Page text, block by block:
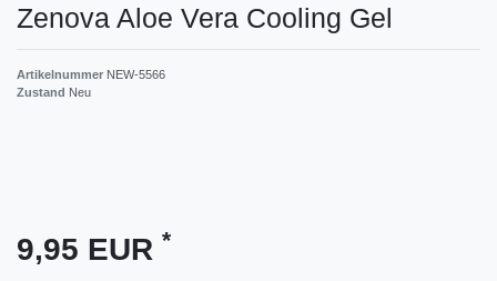
Zenova Aloe Vera Cooling Gel
Artikelnummer NEW-5566
Zustand Neu
9,95 EUR *